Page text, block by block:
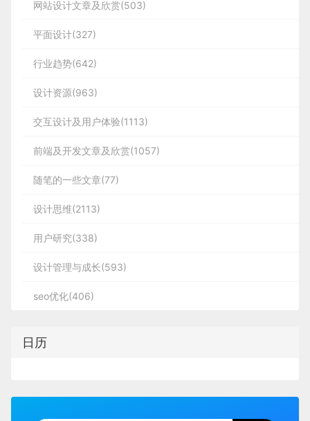
网站设计文章及欣赏(503)
平面设计(327)
行业趋势(642)
设计资源(963)
交互设计及用户体验(1113)
前端及开发文章及欣赏(1057)
随笔的一些文章(77)
设计思维(2113)
用户研究(338)
设计管理与成长(593)
seo优化(406)
日历